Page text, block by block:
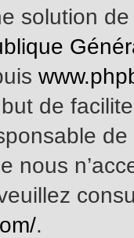
solution
de
nous
.